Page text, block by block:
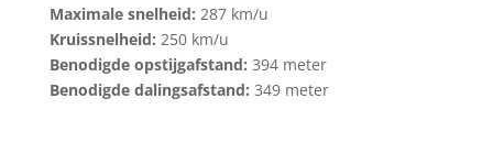
Maximale snelheid: 287 km/u
Kruissnelheid: 250 km/u
Benodigde opstijgafstand: 394 meter
Benodigde dalingsafstand: 349 meter